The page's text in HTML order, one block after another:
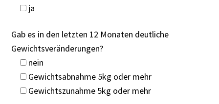
ja
Gab es in den letzten 12 Monaten deutliche
Gewichtsveränderungen?
nein
Gewichtsabnahme 5kg oder mehr
Gewichtszunahme 5kg oder mehr